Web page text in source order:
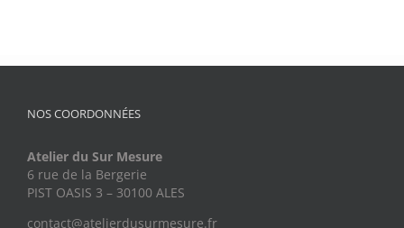
NOS COORDONNÉES
Atelier du Sur Mesure
6 rue de la Bergerie
PIST OASIS 3 – 30100 ALES
contact@atelierdusurmesure.fr